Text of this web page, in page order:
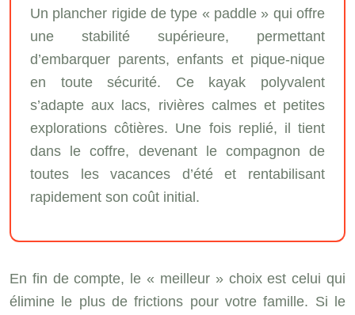
Un plancher rigide de type « paddle » qui offre
une stabilité supérieure, permettant
d’embarquer parents, enfants et pique-nique
en toute sécurité. Ce kayak polyvalent
s’adapte aux lacs, rivières calmes et petites
explorations côtières. Une fois replié, il tient
dans le coffre, devenant le compagnon de
toutes les vacances d’été et rentabilisant
rapidement son coût initial.
En fin de compte, le « meilleur » choix est celui qui
élimine le plus de frictions pour votre famille. Si le